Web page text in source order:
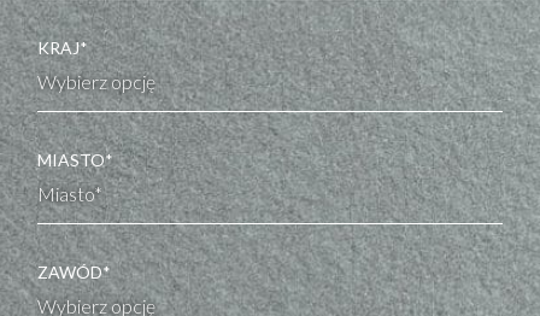
KRAJ*
MIASTO*
ZAWÓD*